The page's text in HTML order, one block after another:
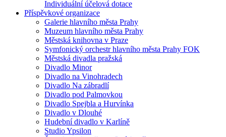
Individuální účelová dotace
Příspěvkové organizace
Galerie hlavního města Prahy
Muzeum hlavního města Prahy
Městská knihovna v Praze
Symfonický orchestr hlavního města Prahy FOK
Městská divadla pražská
Divadlo Minor
Divadlo na Vinohradech
Divadlo Na zábradlí
Divadlo pod Palmovkou
Divadlo Spejbla a Hurvínka
Divadlo v Dlouhé
Hudební divadlo v Karlíně
Studio Ypsilon